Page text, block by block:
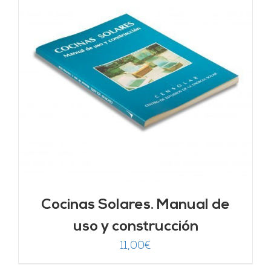
Cocinas Solares. Manual de
uso y construcción
11,00€